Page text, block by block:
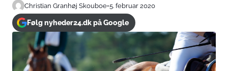
Christian Granhøj Skouboe•5. februar 2020
Følg nyheder24.dk på Google